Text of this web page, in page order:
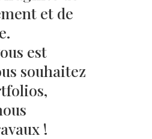
et de
est
souhaitez
!